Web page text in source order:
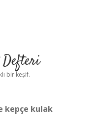
bir keşif.
kepçe kulak